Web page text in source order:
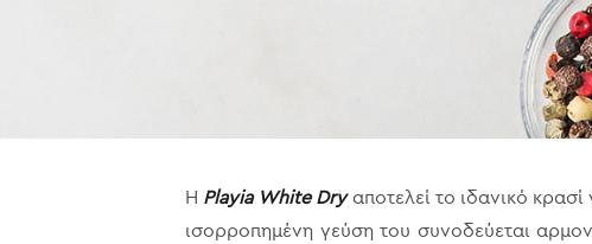
Η Playia White Dryαποτελεί το ιδανικό
ισορροπημένη γεύση του συνοδεύεται